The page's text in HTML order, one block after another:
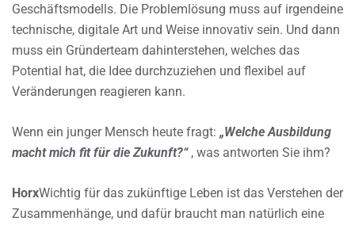
Geschäftsmodells. Die Problemlösung muss auf irgendeine
technische, digitale Art und Weise innovativ sein. Und dann
muss ein Gründerteam dahinterstehen, welches das
Potential hat, die Idee durchzuziehen und flexibel auf
Veränderungen reagieren kann.
Wenn ein junger Mensch heute fragt: „Welche Ausbildung
macht mich fit für die Zukunft?“, was antworten Sie ihm?
HorxWichtig für das zukünftige Leben ist das Verstehen der
Zusammenhänge, und dafür braucht man natürlich eine